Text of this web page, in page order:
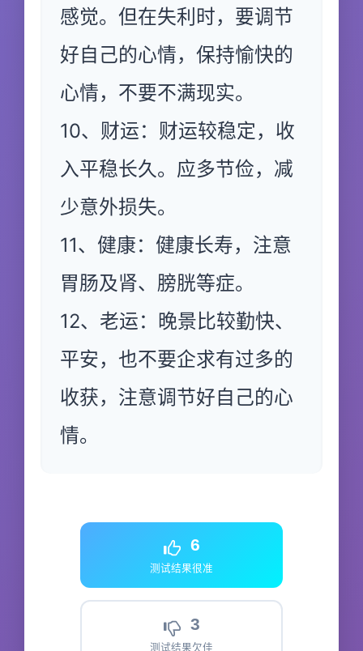
感觉。但在失利时，要调节
好自己的心情，保持愉快的
心情，不要不满现实。
10、财运：财运较稳定，收
入平稳长久。应多节俭，减
少意外损失。
11、健康：健康长寿，注意
胃肠及肾、膀胱等症。
12、老运：晚景比较勤快、
平安，也不要企求有过多的
收获，注意调节好自己的心
情。
6
测试结果很准
3
测试结果欠佳